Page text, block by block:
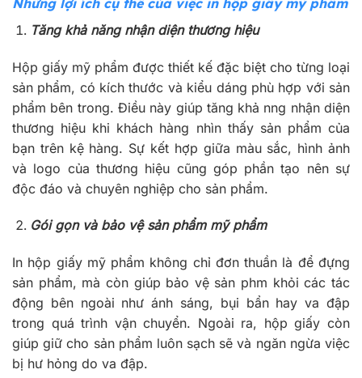
Tăng khả năng nhận diện thương hiệu
Hộp giấy mỹ phẩm được thiết kế đặc biệt cho từng loại
sản phẩm, có kích thước và kiểu dáng phù hợp với sản
phẩm bên trong. Điều này giúp tăng khả nng nhận diện
thương hiệu khi khách hàng nhìn thấy sản phẩm của
bạn trên kệ hàng. Sự kết hợp giữa màu sắc, hình ảnh
và logo của thương hiệu cũng góp phần tạo nên sự
độc đáo và chuyên nghiệp cho sản phẩm.
Gói gọn và bảo vệ sản phẩm mỹ phẩm
In hộp giấy mỹ phẩm không chỉ đơn thuần là để đựng
sản phẩm, mà còn giúp bảo vệ sản phm khỏi các tác
động bên ngoài như ánh sáng, bụi bẩn hay va đập
trong quá trình vận chuyển. Ngoài ra, hộp giấy còn
giúp giữ cho sản phẩm luôn sạch sẽ và ngăn ngừa việc
bị hư hỏng do va đập.